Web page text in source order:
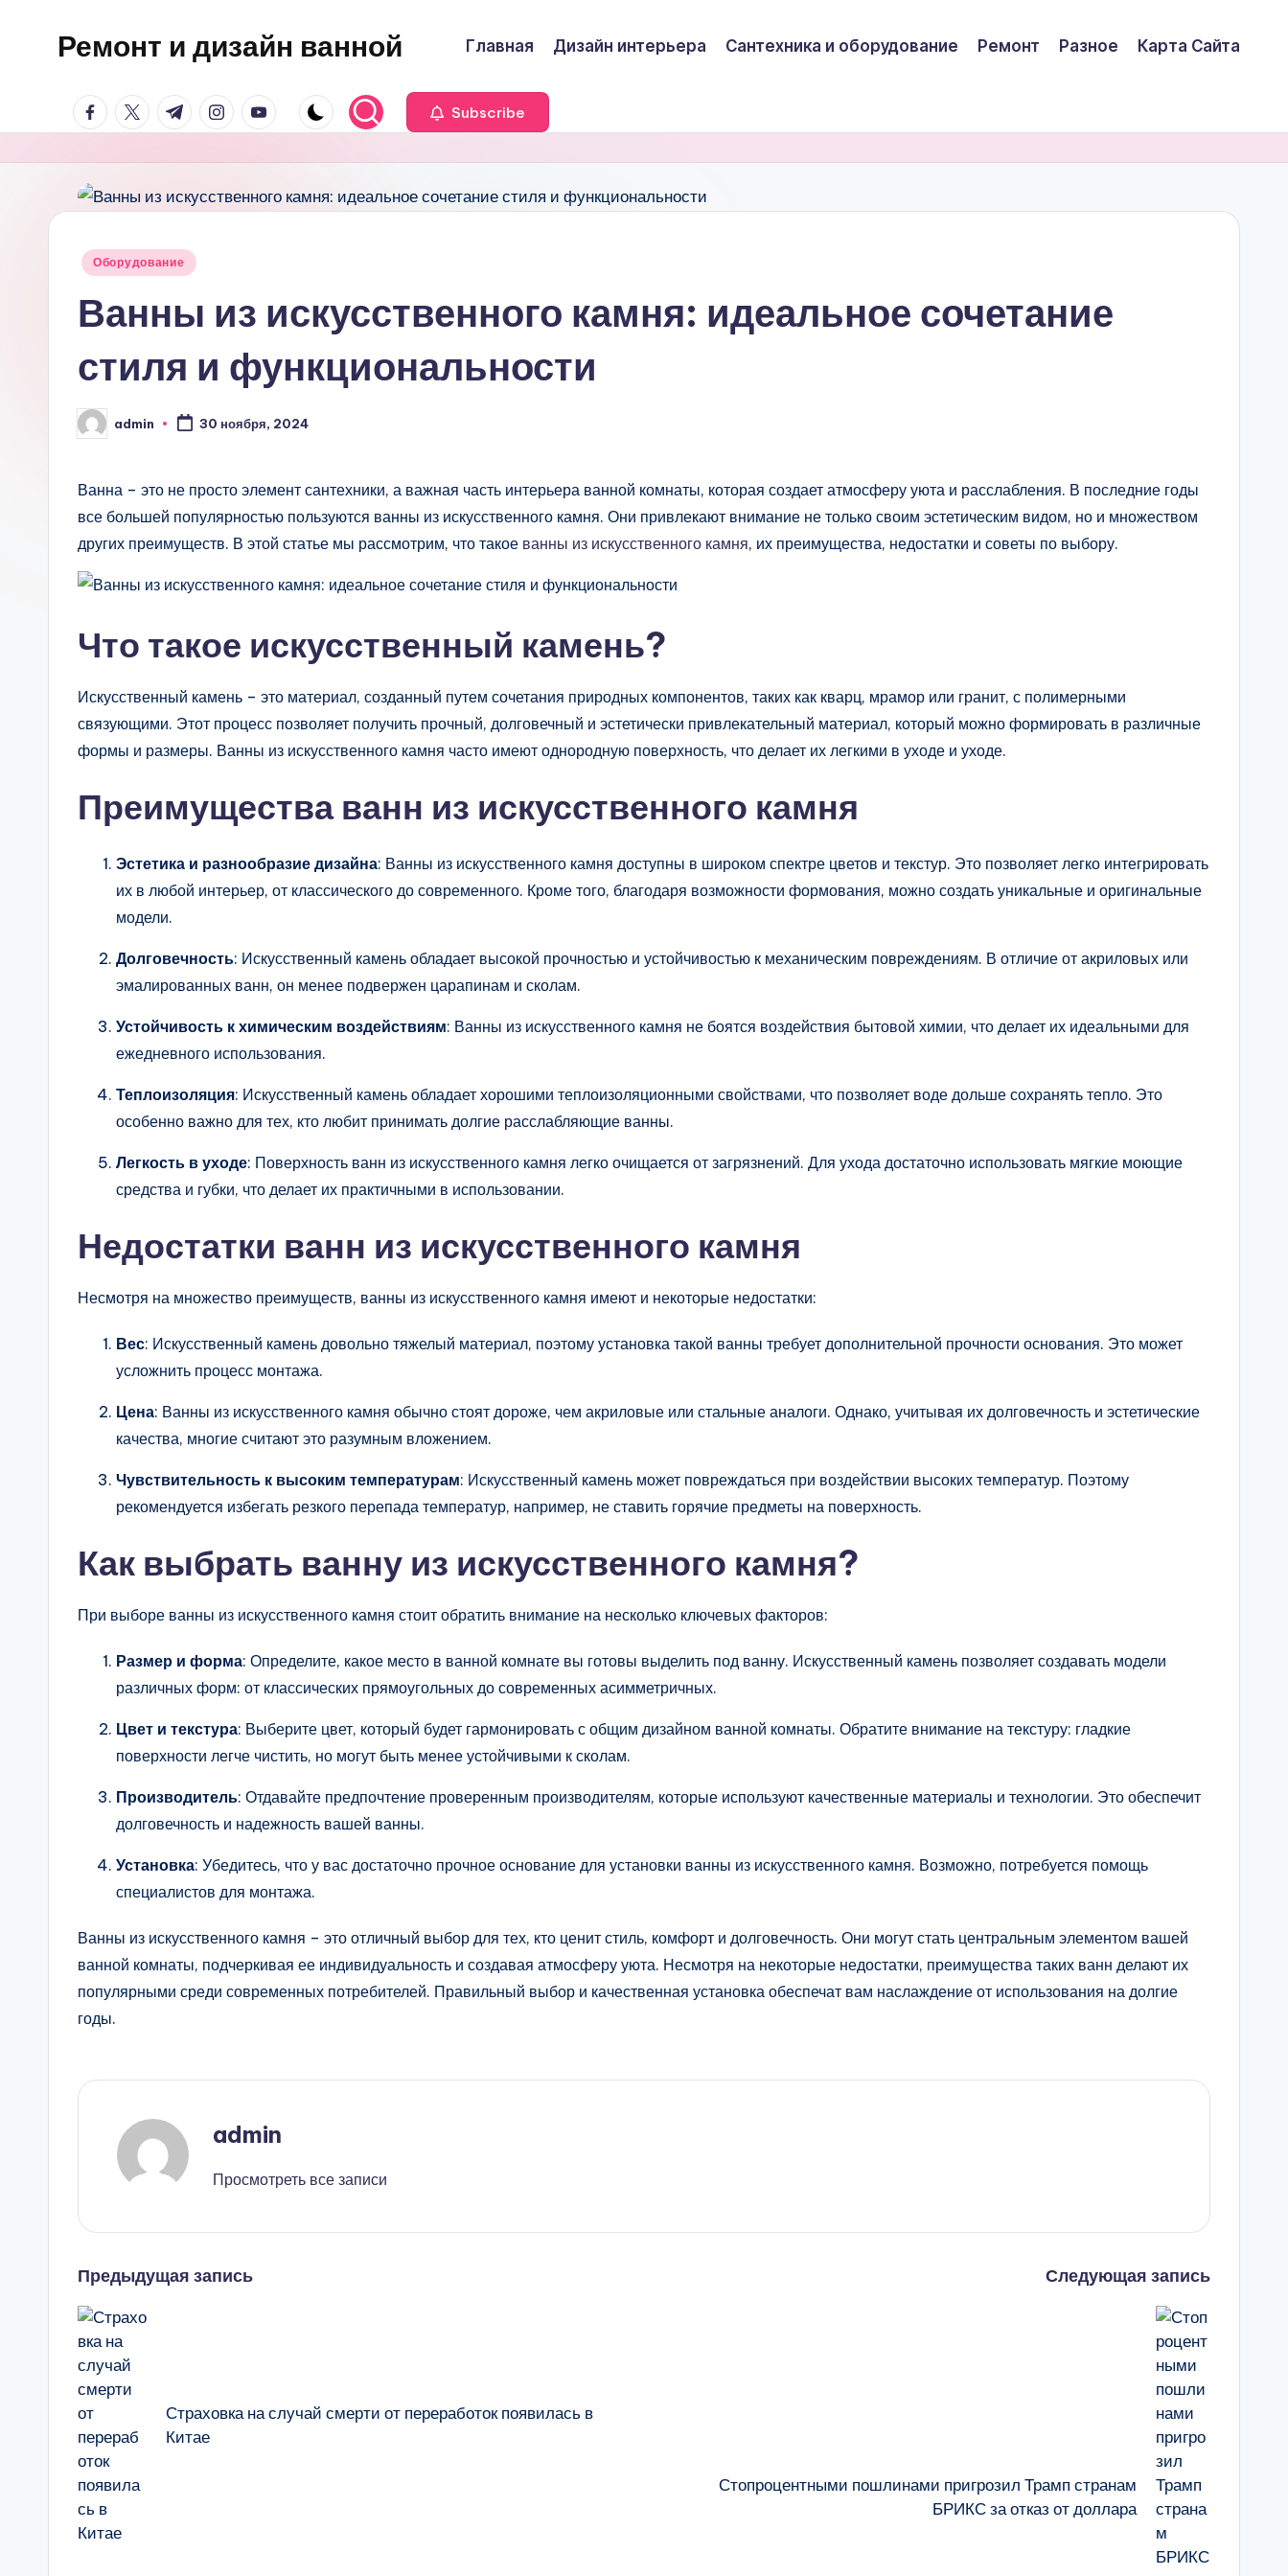
содержимому
Ремонт и дизайн ванной
практичные
интерьерные
решения
ванной
Главная Дизайн интерьера Сантехника и оборудование Ремонт Разное Карта Сайта
facebook.com
twitter.com
t.me instagram.com
youtube.com Subscribe
Опубликовано
Оборудование
Ванны из искусственного камня: идеальное сочетание
стиля и функциональности
Запись
от
admin 30 ноября, 2024
Ванна – это не просто элемент сантехники, а важная часть интерьера ванной комнаты, которая создает атмосферу уюта и расслабления. В последние годы
все большей популярностью пользуются ванны из искусственного камня. Они привлекают внимание не только своим эстетическим видом, но и множеством
других преимуществ. В этой статье мы рассмотрим, что такое ванны из искусственного камня, их преимущества, недостатки и советы по выбору.
Что такое искусственный камень?
Искусственный камень – это материал, созданный путем сочетания природных компонентов, таких как кварц, мрамор или гранит, с полимерными
связующими. Этот процесс позволяет получить прочный, долговечный и эстетически привлекательный материал, который можно формировать в различные
формы и размеры. Ванны из искусственного камня часто имеют однородную поверхность, что делает их легкими в уходе и уходе.
Преимущества ванн из искусственного камня
Эстетика и разнообразие дизайна: Ванны из искусственного камня доступны в широком спектре цветов и текстур. Это позволяет легко интегрировать
их в любой интерьер, от классического до современного. Кроме того, благодаря возможности формования, можно создать уникальные и оригинальные
модели.
Долговечность: Искусственный камень обладает высокой прочностью и устойчивостью к механическим повреждениям. В отличие от акриловых или
эмалированных ванн, он менее подвержен царапинам и сколам.
Устойчивость к химическим воздействиям: Ванны из искусственного камня не боятся воздействия бытовой химии, что делает их идеальными для
ежедневного использования.
Теплоизоляция: Искусственный камень обладает хорошими теплоизоляционными свойствами, что позволяет воде дольше сохранять тепло. Это
особенно важно для тех, кто любит принимать долгие расслабляющие ванны.
Легкость в уходе: Поверхность ванн из искусственного камня легко очищается от загрязнений. Для ухода достаточно использовать мягкие моющие
средства и губки, что делает их практичными в использовании.
Недостатки ванн из искусственного камня
Несмотря на множество преимуществ, ванны из искусственного камня имеют и некоторые недостатки:
Вес: Искусственный камень довольно тяжелый материал, поэтому установка такой ванны требует дополнительной прочности основания. Это может
усложнить процесс монтажа.
Цена: Ванны из искусственного камня обычно стоят дороже, чем акриловые или стальные аналоги. Однако, учитывая их долговечность и эстетические
качества, многие считают это разумным вложением.
Чувствительность к высоким температурам: Искусственный камень может повреждаться при воздействии высоких температур. Поэтому
рекомендуется избегать резкого перепада температур, например, не ставить горячие предметы на поверхность.
Как выбрать ванну из искусственного камня?
При выборе ванны из искусственного камня стоит обратить внимание на несколько ключевых факторов:
Размер и форма: Определите, какое место в ванной комнате вы готовы выделить под ванну. Искусственный камень позволяет создавать модели
различных форм: от классических прямоугольных до современных асимметричных.
Цвет и текстура: Выберите цвет, который будет гармонировать с общим дизайном ванной комнаты. Обратите внимание на текстуру: гладкие
поверхности легче чистить, но могут быть менее устойчивыми к сколам.
Производитель: Отдавайте предпочтение проверенным производителям, которые используют качественные материалы и технологии. Это обеспечит
долговечность и надежность вашей ванны.
Установка: Убедитесь, что у вас достаточно прочное основание для установки ванны из искусственного камня. Возможно, потребуется помощь
специалистов для монтажа.
Ванны из искусственного камня – это отличный выбор для тех, кто ценит стиль, комфорт и долговечность. Они могут стать центральным элементом вашей
ванной комнаты, подчеркивая ее индивидуальность и создавая атмосферу уюта. Несмотря на некоторые недостатки, преимущества таких ванн делают их
популярными среди современных потребителей. Правильный выбор и качественная установка обеспечат вам наслаждение от использования на долгие
годы.
admin
Просмотреть все записи
Навигация
записи
Предыдущая запись
Страховка на случай смерти от переработок появилась в
Китае
Следующая запись
Стопроцентными пошлинами пригрозил Трамп странам
БРИКС за отказ от доллара